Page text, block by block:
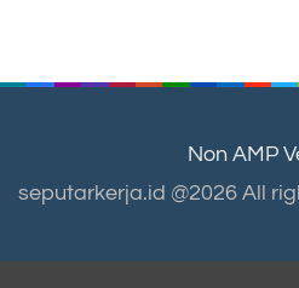
Non AMP
seputarkerja.id @2026 All